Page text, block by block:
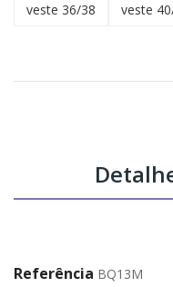
veste 36/38
veste
Referência BQ13M